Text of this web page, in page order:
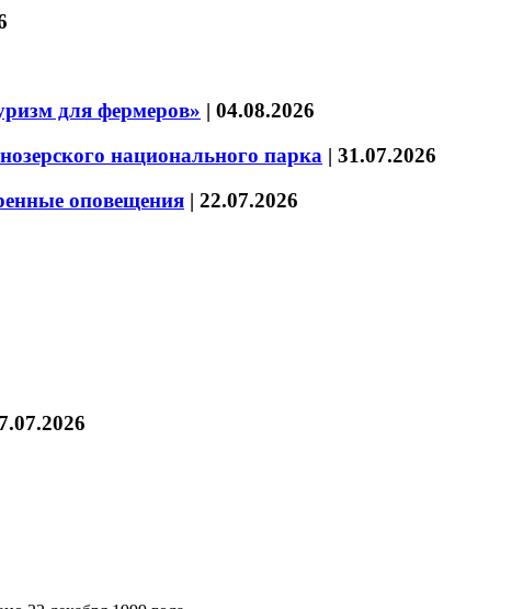
для фермеров» | 04.08.2026
национального парка | 31.07.2026
оповещения | 22.07.2026